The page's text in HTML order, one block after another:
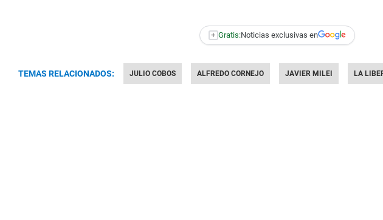
+ Gratis:Noticias exclusivas en
TEMAS RELACIONADOS: JULIO COBOS ALFREDO CORNEJO JAVIER MILEI LA